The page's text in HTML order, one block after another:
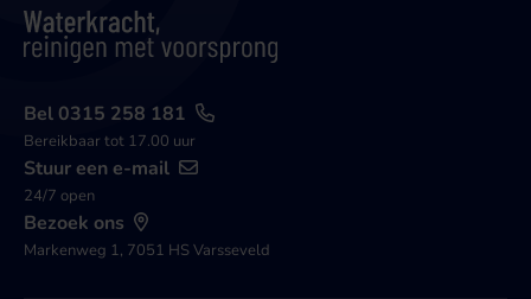
Bel 0315 258 181
Bereikbaar tot 17.00 uur
Stuur een e-mail
24/7 open
Bezoek ons
Markenweg 1, 7051 HS Varsseveld